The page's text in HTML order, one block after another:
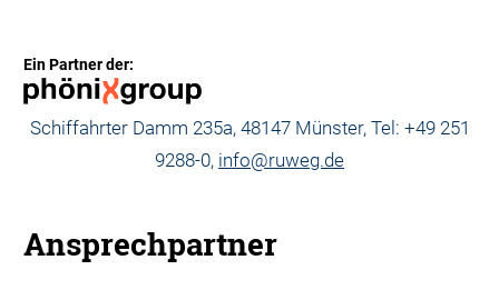
Ein Partner der:
Schiffahrter Damm 235a, 48147 Münster, Tel: +49 251
9288-0, info@ruweg.de
Ansprechpartner